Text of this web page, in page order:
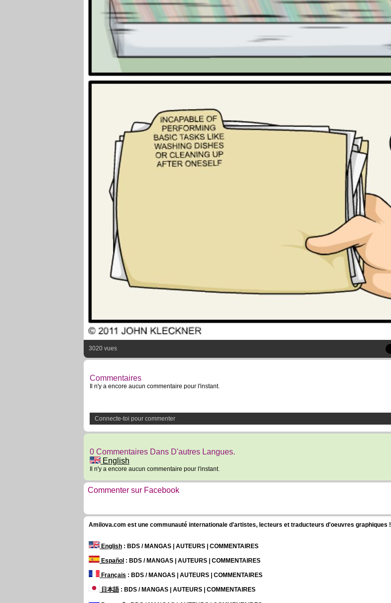
3020 vues
Commentaires
Il n'y a encore aucun commentaire pour l'instant.
Connecte-toi pour commenter
0 Commentaires Dans D'autres Langues.
English
Il n'y a encore aucun commentaire pour l'instant.
Commenter sur Facebook
Amilova.com est une communauté internationale d'artistes, lecteurs et traducteurs d'oeuvres graphiques !
English : BDS / MANGAS | AUTEURS | COMMENTAIRES
Español : BDS / MANGAS | AUTEURS | COMMENTAIRES
Français : BDS / MANGAS | AUTEURS | COMMENTAIRES
日本語: BDS / MANGAS | AUTEURS | COMMENTAIRES